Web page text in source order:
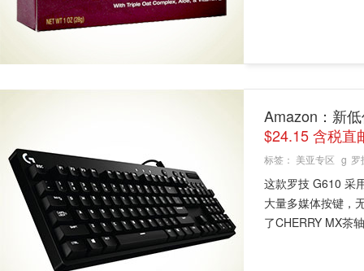
Amazon：新
$24.15 含税直
标签： 美亚专区 g 罗
这款罗技 G610 采
大量多媒体按键，
了CHERRY MX茶